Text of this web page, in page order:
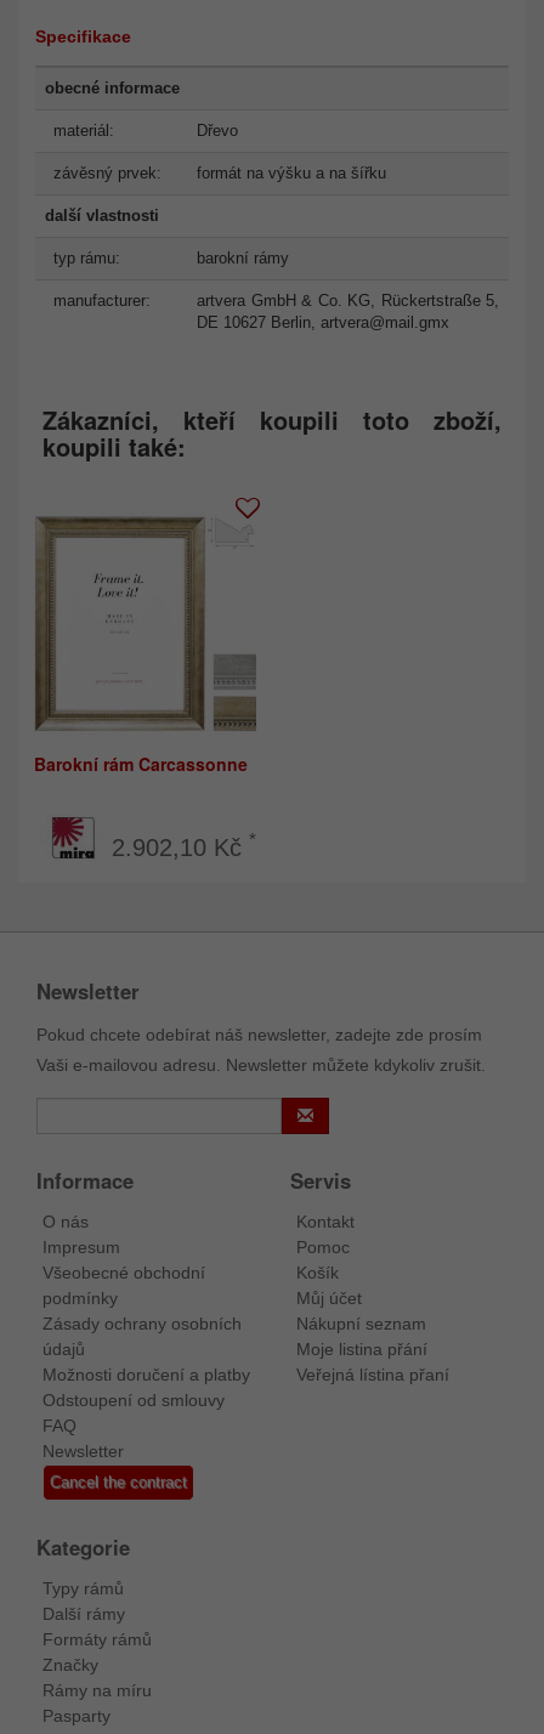
Specifikace
obecné informace
materiál: Dřevo
závěsný prvek: formát na výšku a na šířku
další vlastnosti
typ rámu: barokní rámy
manufacturer:
artvera GmbH & Co. KG, Rückertstraße 5,
DE 10627 Berlin, artvera@mail.gmx
Zákazníci, kteří koupili toto zboží,
koupili také:
Barokní rám Carcassonne
2.902,10 Kč *
Newsletter
Pokud chcete odebírat náš newsletter, zadejte zde prosím
Vaši e-mailovou adresu. Newsletter můžete kdykoliv zrušit.
Informace
O nás
Impresum
Všeobecné obchodní
podmínky
Zásady ochrany osobních
údajů
Možnosti doručení a platby
Odstoupení od smlouvy
FAQ
Newsletter
Cancel the contract
Servis
Kontakt
Pomoc
Košík
Můj účet
Nákupní seznam
Moje listina přání
Veřejná lístina přaní
Kategorie
Typy rámů
Další rámy
Formáty rámů
Značky
Rámy na míru
Pasparty